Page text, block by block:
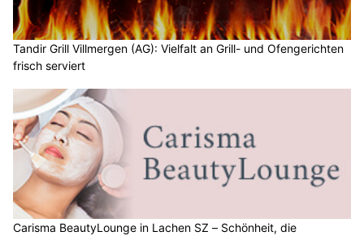
Tandir Grill Villmergen (AG): Vielfalt an Grill- und Ofengerichten
frisch serviert
Carisma BeautyLounge in Lachen SZ – Schönheit, die